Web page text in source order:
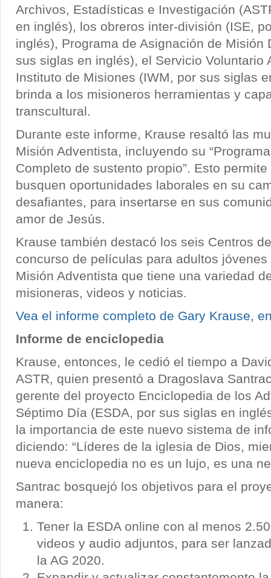
Archivos, Estadísticas e Investigación
en inglés), los obreros inter-división (ISE,
inglés), Programa de Asignación de Misión
sus siglas en inglés), el Servicio Voluntario
Instituto de Misiones (IWM, por sus siglas
brinda a los misioneros herramientas y
transcultural.
Durante este informe, Krause resaltó las
Misión Adventista, incluyendo su
Completo de sustento propio”. Esto
busquen oportunidades laborales en su
desafiantes, para insertarse en sus
amor de Jesús.
Krause también destacó los seis Centros
concurso de películas para adultos
Misión Adventista que tiene una variedad
misioneras, videos y noticias.
Vea el informe completo de Gary Krause,
Informe de enciclopedia
Krause, entonces, le cedió el tiempo a
ASTR, quien presentó a Dragoslava
gerente del proyecto Enciclopedia de los
Séptimo Día (ESDA, por sus siglas en
la importancia de este nuevo sistema de
diciendo: “Líderes de la iglesia de Dios,
nueva enciclopedia no es un lujo, es una
Santrac bosquejó los objetivos para el
manera:
Tener la ESDA online con al menos
videos y audio adjuntos, para ser
la AG 2020.